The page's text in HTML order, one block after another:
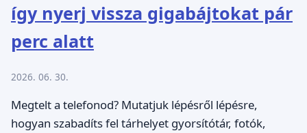
így nyerj vissza gigabájtokat pár
perc alatt
2026. 06. 30.
Megtelt a telefonod? Mutatjuk lépésről lépésre,
hogyan szabadíts fel tárhelyet gyorsítótár, fotók,